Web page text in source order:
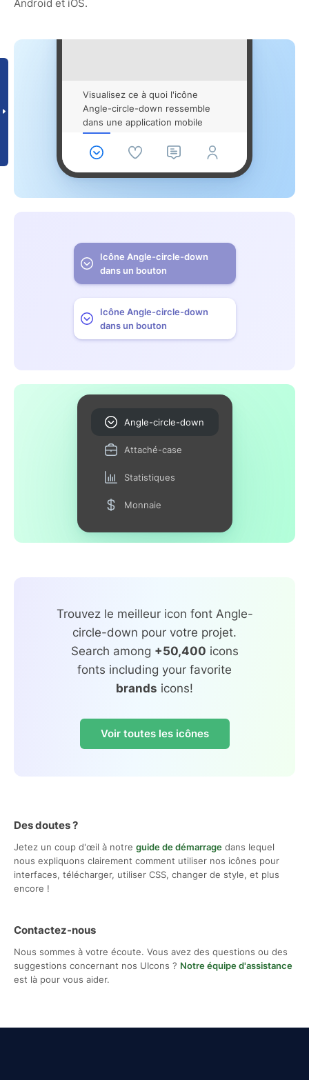
Android et iOS.
Visualisez ce à quoi l'icône
Angle-circle-down ressemble
dans une application mobile
Icône Angle-circle-down
dans un bouton
Icône Angle-circle-down
dans un bouton
Angle-circle-down
Attaché-case
Statistiques
Monnaie
Trouvez le meilleur icon font Angle-
circle-down pour votre projet.
Search among +50,400 icons
fonts including your favorite
brands icons!
Voir toutes les icônes
Des doutes ?
Jetez un coup d'œil à notre guide de démarrage dans lequel
nous expliquons clairement comment utiliser nos icônes pour
interfaces, télécharger, utiliser CSS, changer de style, et plus
encore !
Contactez-nous
Nous sommes à votre écoute. Vous avez des questions ou des
suggestions concernant nos UIcons ? Notre équipe d'assistance
est là pour vous aider.